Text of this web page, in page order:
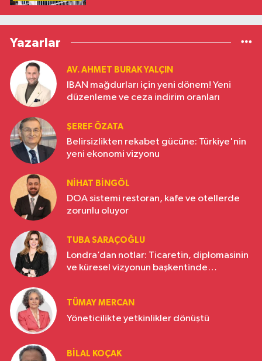
Yazarlar
AV. AHMET BURAK YALÇIN
IBAN mağdurları için yeni dönem! Yeni
düzenleme ve ceza indirim oranları
ŞEREF ÖZATA
Belirsizlikten rekabet gücüne: Türkiye'nin
yeni ekonomi vizyonu
NIHAT BINGÖL
DOA sistemi restoran, kafe ve otellerde
zorunlu oluyor
TUBA SARAÇOĞLU
Londra’dan notlar: Ticaretin, diplomasinin
ve küresel vizyonun başkentinde
TÜMAY MERCAN
Yöneticilikte yetkinlikler dönüştü
BILAL KOÇAK